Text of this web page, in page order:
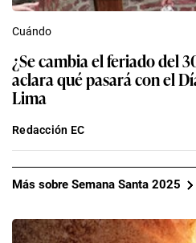
Cuándo
¿Se cambia el feriado del
aclara qué pasará con el
Lima
Redacción EC
Más sobre Semana Santa 2025